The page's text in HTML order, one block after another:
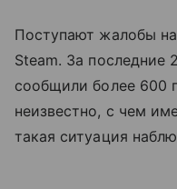
Поступают жалобы
Steam. За последние
сообщили более 600
неизвестно, с чем
такая ситуация